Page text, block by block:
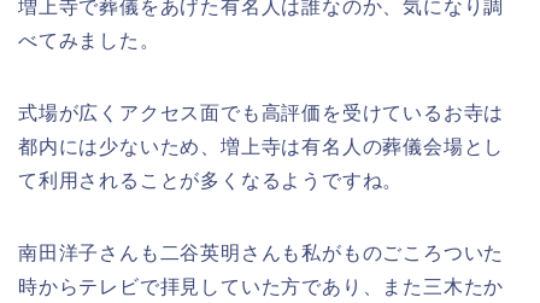
増上寺で葬儀をあげた有名人は誰なのか、気になり調
べてみました。
式場が広くアクセス面でも高評価を受けているお寺は
都内には少ないため、増上寺は有名人の葬儀会場とし
て利用されることが多くなるようですね。
南田洋子さんも二谷英明さんも私がものごころついた
時からテレビで拝見していた方であり、また三木たか